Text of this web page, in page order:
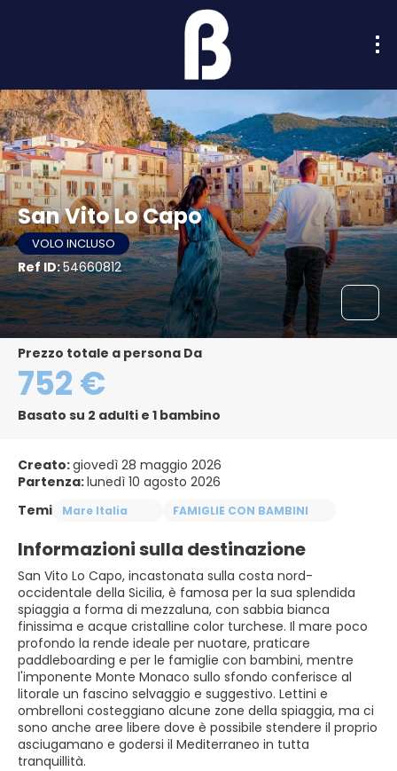
San Vito Lo Capo
VOLO INCLUSO
Ref ID:54660812
Prezzo totale a persona Da
752 €
Basato su 2 adulti e 1 bambino
Creato:giovedì 28 maggio 2026
Partenza:lunedì 10 agosto 2026
Temi
Mare Italia FAMIGLIE CON BAMBINI
Informazioni sulla destinazione
San Vito Lo Capo, incastonata sulla costa nord-
occidentale della Sicilia, è famosa per la sua splendida
spiaggia a forma di mezzaluna, con sabbia bianca
finissima e acque cristalline color turchese. Il mare poco
profondo la rende ideale per nuotare, praticare
paddleboarding e per le famiglie con bambini, mentre
l'imponente Monte Monaco sullo sfondo conferisce al
litorale un fascino selvaggio e suggestivo. Lettini e
ombrelloni costeggiano alcune zone della spiaggia, ma ci
sono anche aree libere dove è possibile stendere il proprio
asciugamano e godersi il Mediterraneo in tutta
tranquillità.